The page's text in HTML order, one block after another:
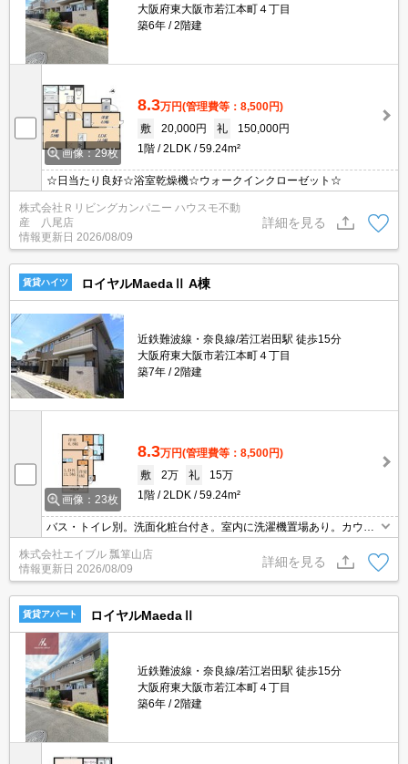
大阪府東大阪市若江本町４丁目
築6年
2階建
画像：29枚
8.3万円(管理費等：8,500円)
敷
20,000円 礼
150,000円
1階
2LDK 59.24m²
☆日当たり良好☆浴室乾燥機☆ウォークインクローゼット☆
株式会社Ｒリビングカンパニー ハウスモ不動
産 八尾店
情報更新日 2026/08/09
詳細を見る
賃貸ハイツ ロイヤルMaedaⅡ A棟
近鉄難波線・奈良線/若江岩田駅 徒歩15分
大阪府東大阪市若江本町４丁目
築7年
2階建
画像：23枚
8.3万円(管理費等：8,500円)
敷
2万 礼
15万
1階
2LDK 59.24m²
バス・トイレ別。洗面化粧台付き。室内に洗濯機置場あり。カウン
ターキッチン。TVインターホン付き。ウォークインクローゼット付
き。エアコン付き。追焚給湯。
株式会社エイブル 瓢箪山店
情報更新日 2026/08/09
詳細を見る
賃貸アパート ロイヤルMaedaⅡ
近鉄難波線・奈良線/若江岩田駅 徒歩15分
大阪府東大阪市若江本町４丁目
築6年
2階建